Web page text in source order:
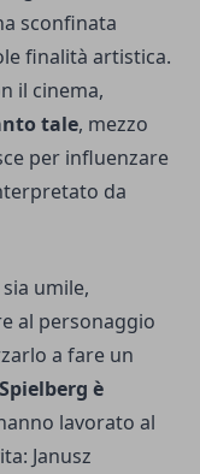
sconfinata
finalità artistica.
il cinema,
tale, mezzo
per influenzare
da
umile,
al personaggio
a fare un
è
lavorato al
Janusz